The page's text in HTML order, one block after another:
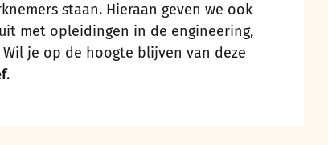
staan. Hieraan geven we ook
met opleidingen in de engineering,
je op de hoogte blijven van deze
.